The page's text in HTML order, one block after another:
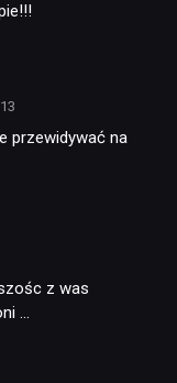
przewidywać na
z was
…